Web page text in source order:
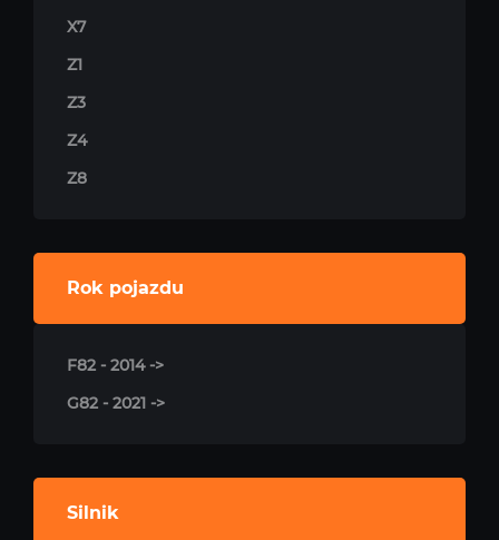
X7
Z1
Z3
Z4
Z8
Rok pojazdu
F82 - 2014 ->
G82 - 2021 ->
Silnik